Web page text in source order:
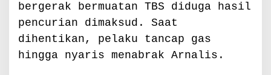
bergerak bermuatan TBS diduga hasil
pencurian dimaksud. Saat
dihentikan, pelaku tancap gas
hingga nyaris menabrak Arnalis.